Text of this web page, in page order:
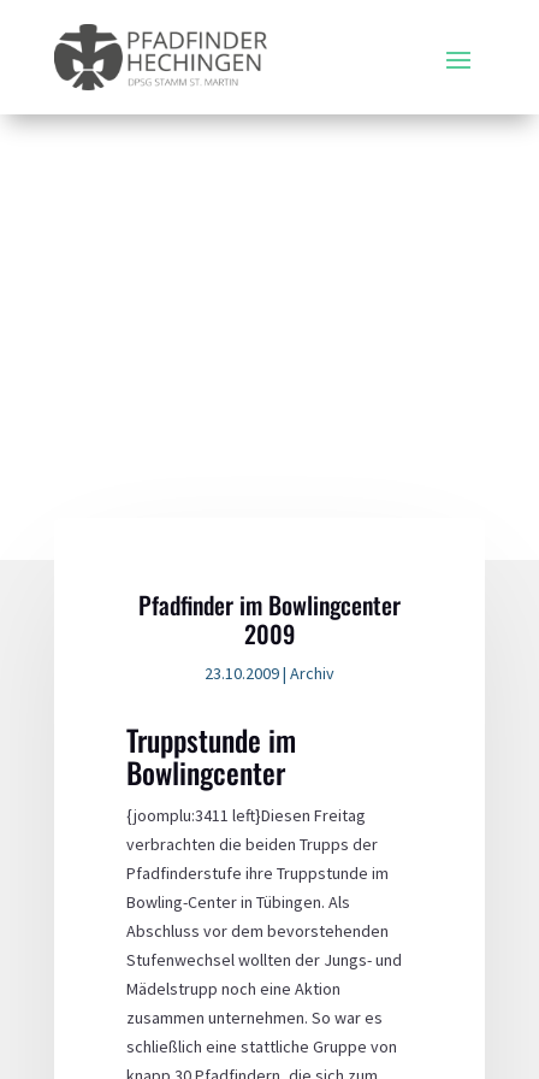
Pfadfinder im Bowlingcenter
2009
23.10.2009| Archiv
Truppstunde im
Bowlingcenter
{joomplu:3411 left}Diesen Freitag
verbrachten die beiden Trupps der
Pfadfinderstufe ihre Truppstunde im
Bowling-Center in Tübingen. Als
Abschluss vor dem bevorstehenden
Stufenwechsel wollten der Jungs- und
Mädelstrupp noch eine Aktion
zusammen unternehmen. So war es
schließlich eine stattliche Gruppe von